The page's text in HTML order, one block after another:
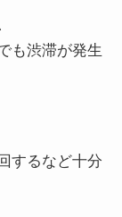
も渋滞が発生
するなど十分